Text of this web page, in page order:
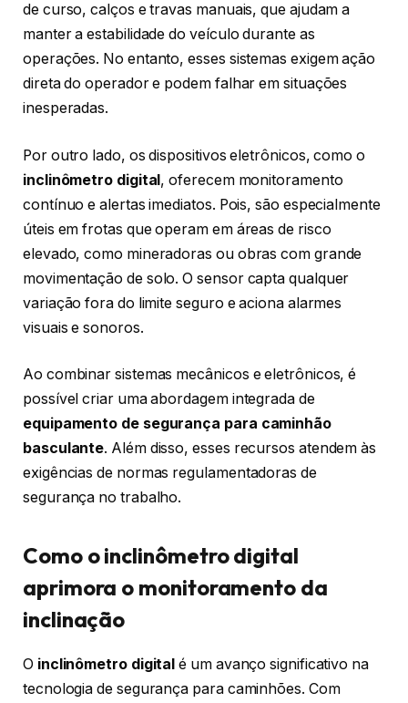
de curso, calços e travas manuais, que ajudam a
manter a estabilidade do veículo durante as
operações. No entanto, esses sistemas exigem ação
direta do operador e podem falhar em situações
inesperadas.
Por outro lado, os dispositivos eletrônicos, como o
inclinômetro digital, oferecem monitoramento
contínuo e alertas imediatos. Pois, são especialmente
úteis em frotas que operam em áreas de risco
elevado, como mineradoras ou obras com grande
movimentação de solo. O sensor capta qualquer
variação fora do limite seguro e aciona alarmes
visuais e sonoros.
Ao combinar sistemas mecânicos e eletrônicos, é
possível criar uma abordagem integrada de
equipamento de segurança para caminhão
basculante. Além disso, esses recursos atendem às
exigências de normas regulamentadoras de
segurança no trabalho.
Como o inclinômetro digital
aprimora o monitoramento da
inclinação
O inclinômetro digital é um avanço significativo na
tecnologia de segurança para caminhões. Com